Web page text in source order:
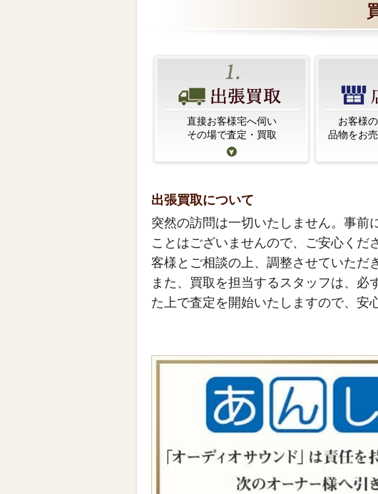
直接お客様宅へ伺い
その場で査定・買取
お客様
品物をお
出張買取について
突然の訪問は一切いたしません。事前
ことはございませんので、ご安心くだ
客様とご相談の上、調整させていただ
また、買取を担当するスタッフは、必
た上で査定を開始いたしますので、安